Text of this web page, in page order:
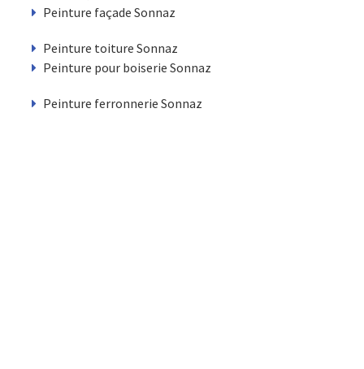
Peinture façade Sonnaz
Peinture toiture Sonnaz
Peinture pour boiserie Sonnaz
Peinture ferronnerie Sonnaz